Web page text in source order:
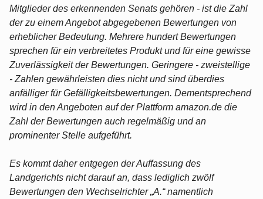
Mitglieder des erkennenden Senats gehören - ist die Zahl
der zu einem Angebot abgegebenen Bewertungen von
erheblicher Bedeutung. Mehrere hundert Bewertungen
sprechen für ein verbreitetes Produkt und für eine gewisse
Zuverlässigkeit der Bewertungen. Geringere - zweistellige
- Zahlen gewährleisten dies nicht und sind überdies
anfälliger für Gefälligkeitsbewertungen. Dementsprechend
wird in den Angeboten auf der Plattform amazon.de die
Zahl der Bewertungen auch regelmäßig und an
prominenter Stelle aufgeführt.
Es kommt daher entgegen der Auffassung des
Landgerichts nicht darauf an, dass lediglich zwölf
Bewertungen den Wechselrichter „A.“ namentlich